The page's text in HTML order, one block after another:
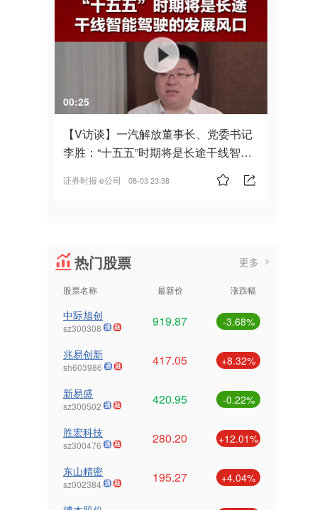
00:25
【V访谈】一汽解放董事长、党委书记
李胜：“十五五”时期将是长途干线智能
证券时报·e公司 08-03 23:38
热门股票 更多
股票名称 最新价 涨跌幅
中际旭创
sz300308 919.87 -3.68%
兆易创新
sh603986 417.05 +8.32%
新易盛
sz300502 420.95 -0.22%
胜宏科技
sz300476 280.20 +12.01%
东山精密
sz002384 195.27 +4.04%